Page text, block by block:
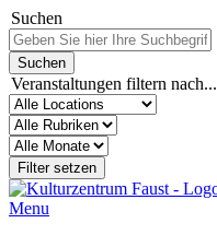
Suchen
Veranstaltungen filtern nach...
Menu